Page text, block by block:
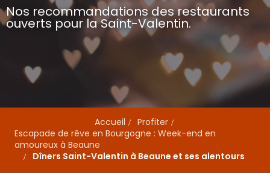
Nos recommandations des restaurants
ouverts pour la Saint-Valentin.
Accueil
Profiter
Escapade de rêve en Bourgogne : Week-end en
amoureux à Beaune
Dîners Saint-Valentin à Beaune et ses alentours